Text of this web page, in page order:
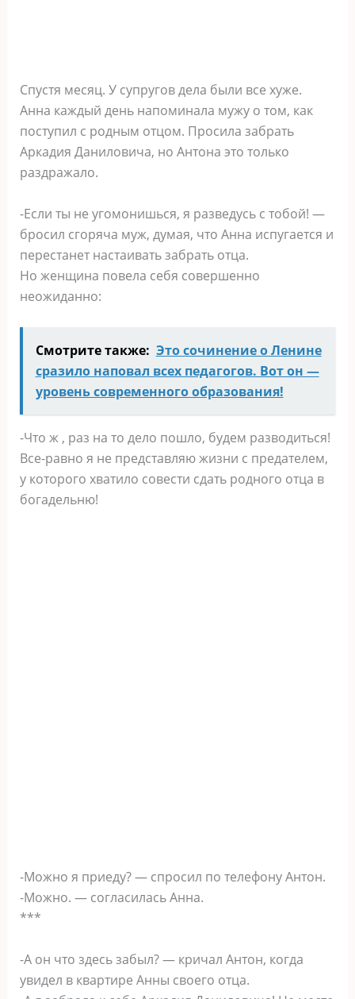
Спустя месяц. У супругов дела были все хуже.
Анна каждый день напоминала мужу о том, как
поступил с родным отцом. Просила забрать
Аркадия Даниловича, но Антона это только
раздражало.
-Если ты не угомонишься, я разведусь с тобой! —
бросил сгоряча муж, думая, что Анна испугается и
перестанет настаивать забрать отца.
Но женщина повела себя совершенно
неожиданно:
Смотрите также: Это сочинение о Ленине
сразило наповал всех педагогов. Вот он —
уровень современного образования!
-Что ж , раз на то дело пошло, будем разводиться!
Все-равно я не представляю жизни с предателем,
у которого хватило совести сдать родного отца в
богадельню!
-Можно я приеду? — спросил по телефону Антон.
-Можно. — согласилась Анна.
***
-А он что здесь забыл? — кричал Антон, когда
увидел в квартире Анны своего отца.